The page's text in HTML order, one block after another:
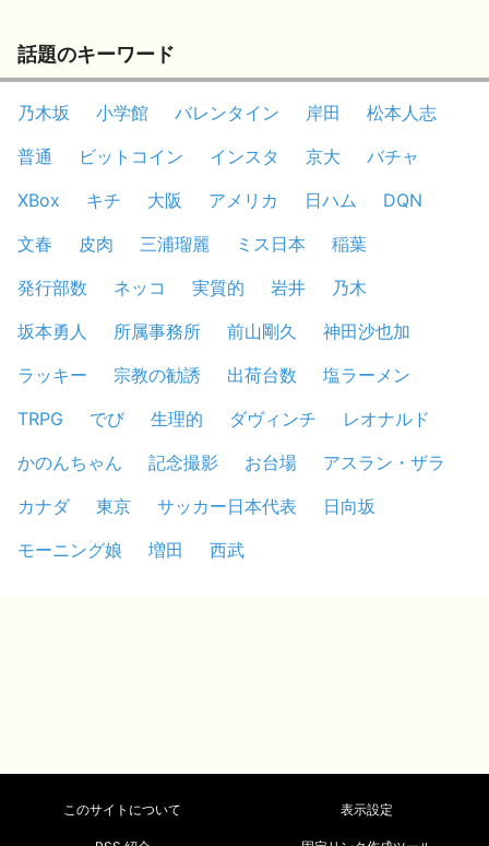
話題のキーワード
乃木坂 小学館 バレンタイン 岸田
松本人志
普通
ビットコイン インスタ 京大
バチャ
XBox
キチ 大阪 アメリカ 日ハム
DQN
文春
皮肉 三浦瑠麗 ミス日本
稲葉
発行部数
ネッコ 実質的 岩井
乃木
坂本勇人
所属事務所 前山剛久
神田沙也加
ラッキー
宗教の勧誘 出荷台数
塩ラーメン
TRPG
でび 生理的 ダヴィンチ
レオナルド
かのんちゃん
記念撮影 お台場
アスラン・ザラ
カナダ
東京 サッカー日本代表
日向坂
モーニング娘
増田 西武
このサイトについて 表示設定